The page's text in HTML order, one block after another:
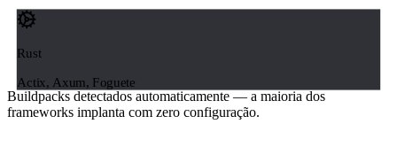
Rust
Actix, Axum, Foguete
Buildpacks detectados automaticamente — a maioria dos
frameworks implanta com zero configuração.